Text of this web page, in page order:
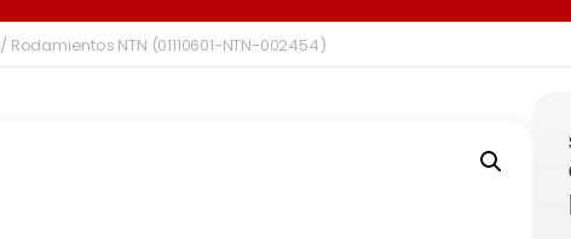
/ Rodamientos NTN (01110601-NTN-002454)